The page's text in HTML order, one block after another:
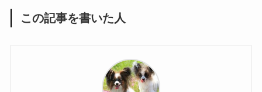
この記事を書いた人